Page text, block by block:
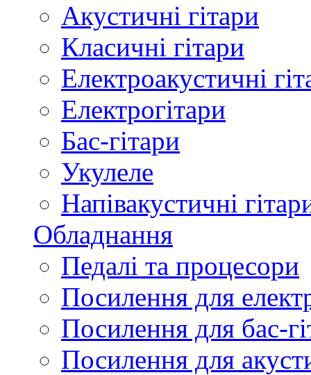
Акустичні гітари
Класичні гітари
Електроакустичні
Електрогітари
Бас-гітари
Укулеле
Напівакустичні
Обладнання
Педалі та процесори
Посилення для
Посилення для бас-
Посилення для